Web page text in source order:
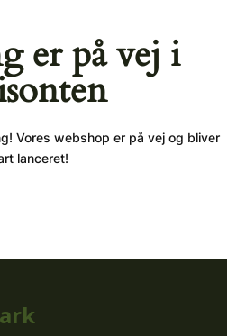
er på vej i
Vores webshop er på vej og bliver
lanceret!